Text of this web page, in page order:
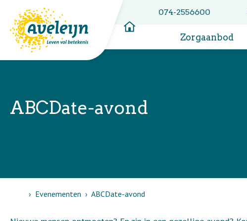
074-2556600
Zorgaanbod
ABCDate-avond
HomeEvenementen ABCDate-avond